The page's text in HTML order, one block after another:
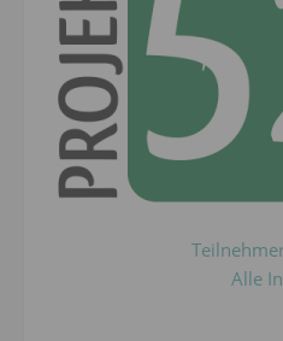
Alle